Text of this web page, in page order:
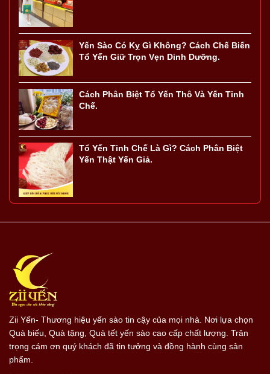
Yến Sào Có Kỵ Gì Không? Cách Chế Biến
Tổ Yến Giữ Trọn Vẹn Dinh Dưỡng.
Cách Phân Biệt Tổ Yến Thô Và Yến Tinh
Chế.
Tổ Yến Tinh Chế Là Gì? Cách Phân Biệt
Yến Thật Yến Giả.
Zii Yến- Thương hiệu yến sào tin cậy của mọi nhà. Nơi lựa chọn
Quà biếu, Quà tặng, Quà tết yến sào cao cấp chất lượng. Trân
trọng cám ơn quý khách đã tin tưởng và đồng hành cùng sản
phẩm.